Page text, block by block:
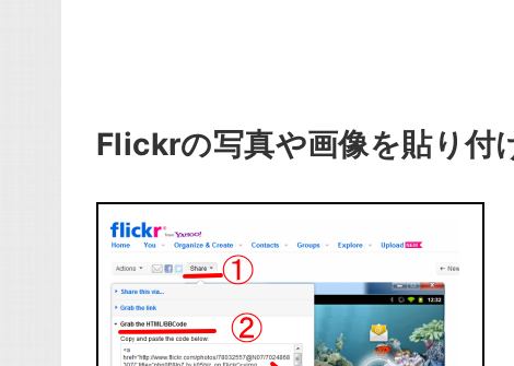
Flickrの写真や画像を貼り付